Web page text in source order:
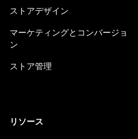
ストアデザイン
マーケティングとコンバージョ
ン
ストア管理
リソース